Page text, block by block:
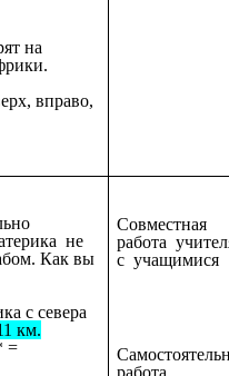
на
вправо,
не
Как вы
с севера
км.
=
Совместная
работа
с учащимися